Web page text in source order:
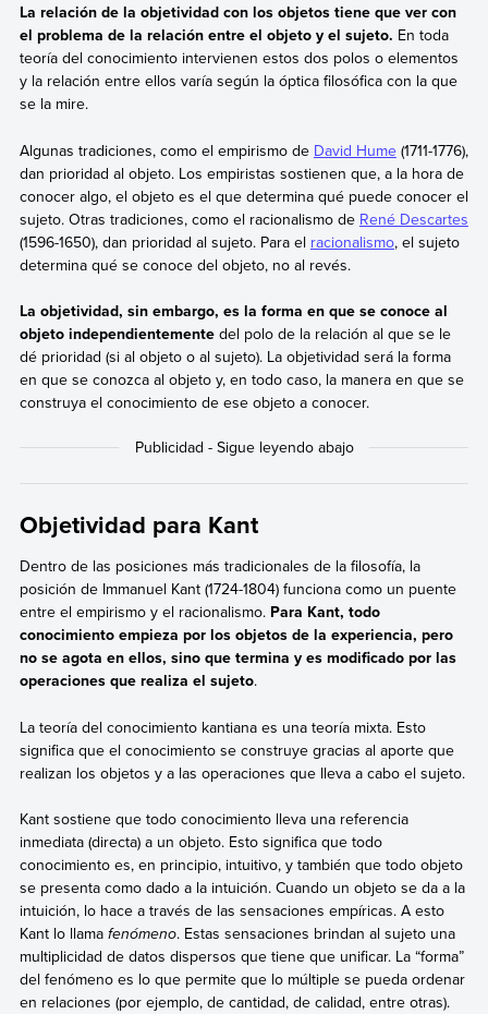
La relación de la objetividad con los objetos tiene que ver con
el problema de la relación entre el objeto y el sujeto. En toda
teoría del conocimiento intervienen estos dos polos o elementos
y la relación entre ellos varía según la óptica filosófica con la que
se la mire.
Algunas tradiciones, como el empirismo de David Hume(1711-1776),
dan prioridad al objeto. Los empiristas sostienen que, a la hora de
conocer algo, el objeto es el que determina qué puede conocer el
sujeto. Otras tradiciones, como el racionalismo de René Descartes
(1596-1650), dan prioridad al sujeto. Para el racionalismo, el sujeto
determina qué se conoce del objeto, no al revés.
La objetividad, sin embargo, es la forma en que se conoce al
objeto independientementedel polo de la relación al que se le
dé prioridad (si al objeto o al sujeto). La objetividad será la forma
en que se conozca al objeto y, en todo caso, la manera en que se
construya el conocimiento de ese objeto a conocer.
Objetividad para Kant
Dentro de las posiciones más tradicionales de la filosofía, la
posición de Immanuel Kant (1724-1804) funciona como un puente
entre el empirismo y el racionalismo. Para Kant, todo
conocimiento empieza por los objetos de la experiencia, pero
no se agota en ellos, sino que termina y es modificado por las
operaciones que realiza el sujeto.
La teoría del conocimiento kantiana es una teoría mixta. Esto
significa que el conocimiento se construye gracias al aporte que
realizan los objetos y a las operaciones que lleva a cabo el sujeto.
Kant sostiene que todo conocimiento lleva una referencia
inmediata (directa) a un objeto. Esto significa que todo
conocimiento es, en principio, intuitivo, y también que todo objeto
se presenta como dado a la intuición. Cuando un objeto se da a la
intuición, lo hace a través de las sensaciones empíricas. A esto
Kant lo llama fenómeno. Estas sensaciones brindan al sujeto una
multiplicidad de datos dispersos que tiene que unificar. La “forma”
del fenómeno es lo que permite que lo múltiple se pueda ordenar
en relaciones (por ejemplo, de cantidad, de calidad, entre otras).